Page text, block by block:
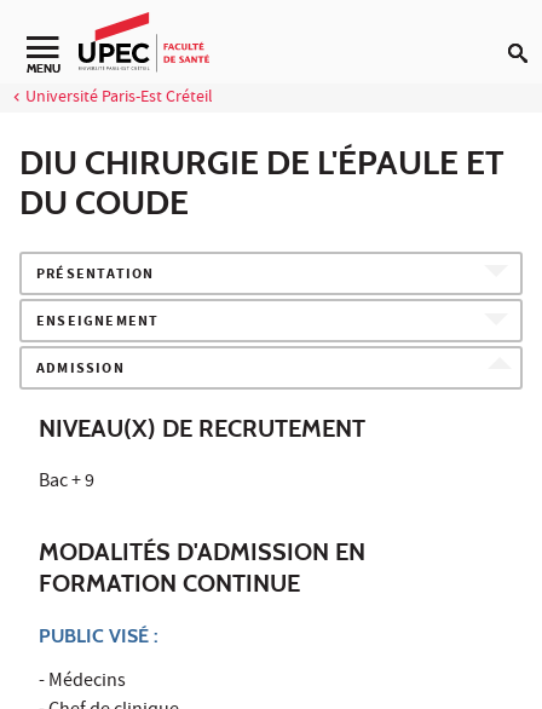
Aller au contenu
Navigation secondaire
MENU
Université Paris-Est Créteil
DIU CHIRURGIE DE L'ÉPAULE ET
DU COUDE
PRÉSENTATION
ENSEIGNEMENT
ADMISSION
NIVEAU(X) DE RECRUTEMENT
Bac + 9
MODALITÉS D'ADMISSION EN
FORMATION CONTINUE
PUBLIC VISÉ :
- Médecins